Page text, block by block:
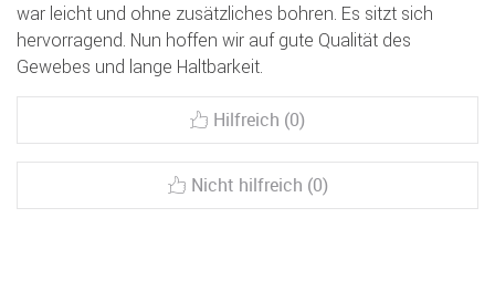
war leicht und ohne zusätzliches bohren. Es sitzt sich
hervorragend. Nun hoffen wir auf gute Qualität des
Gewebes und lange Haltbarkeit.
Hilfreich (0)
Nicht hilfreich (0)